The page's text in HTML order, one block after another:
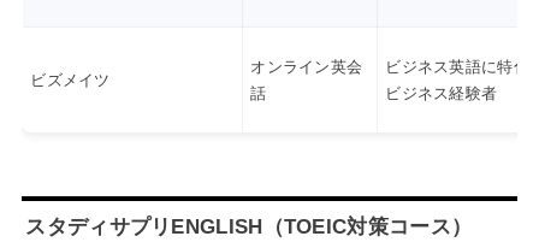
ビズメイツ
オンライン英会
話
ビジネス英語に特化
ビジネス経験者
スタディサプリENGLISH（TOEIC対策コース）